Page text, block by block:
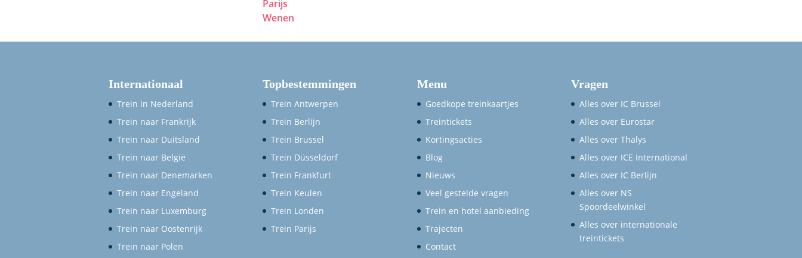
Parijs
Wenen
Internationaal
Trein in Nederland
Trein naar Frankrijk
Trein naar Duitsland
Trein naar België
Trein naar Denemarken
Trein naar Engeland
Trein naar Luxemburg
Trein naar Oostenrijk
Trein naar Polen
Topbestemmingen
Trein Antwerpen
Trein Berlijn
Trein Brussel
Trein Düsseldorf
Trein Frankfurt
Trein Keulen
Trein Londen
Trein Parijs
Menu
Goedkope treinkaartjes
Treintickets
Kortingsacties
Blog
Nieuws
Veel gestelde vragen
Trein en hotel aanbieding
Trajecten
Contact
Vragen
Alles over IC Brussel
Alles over Eurostar
Alles over Thalys
Alles over ICE International
Alles over IC Berlijn
Alles over NS
Spoordeelwinkel
Alles over internationale
treintickets